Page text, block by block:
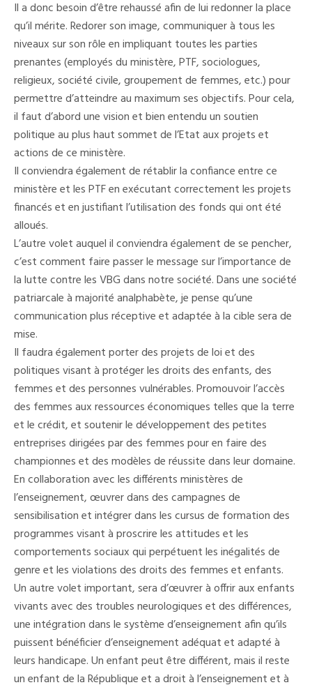
Il a donc besoin d’être rehaussé afin de lui redonner la place
qu’il mérite. Redorer son image, communiquer à tous les
niveaux sur son rôle en impliquant toutes les parties
prenantes (employés du ministère, PTF, sociologues,
religieux, société civile, groupement de femmes, etc.) pour
permettre d’atteindre au maximum ses objectifs. Pour cela,
il faut d’abord une vision et bien entendu un soutien
politique au plus haut sommet de l’Etat aux projets et
actions de ce ministère.
Il conviendra également de rétablir la confiance entre ce
ministère et les PTF en exécutant correctement les projets
financés et en justifiant l’utilisation des fonds qui ont été
alloués.
L’autre volet auquel il conviendra également de se pencher,
c’est comment faire passer le message sur l’importance de
la lutte contre les VBG dans notre société. Dans une société
patriarcale à majorité analphabète, je pense qu’une
communication plus réceptive et adaptée à la cible sera de
mise.
Il faudra également porter des projets de loi et des
politiques visant à protéger les droits des enfants, des
femmes et des personnes vulnérables. Promouvoir l’accès
des femmes aux ressources économiques telles que la terre
et le crédit, et soutenir le développement des petites
entreprises dirigées par des femmes pour en faire des
championnes et des modèles de réussite dans leur domaine.
En collaboration avec les différents ministères de
l’enseignement, œuvrer dans des campagnes de
sensibilisation et intégrer dans les cursus de formation des
programmes visant à proscrire les attitudes et les
comportements sociaux qui perpétuent les inégalités de
genre et les violations des droits des femmes et enfants.
Un autre volet important, sera d’œuvrer à offrir aux enfants
vivants avec des troubles neurologiques et des différences,
une intégration dans le système d’enseignement afin qu’ils
puissent bénéficier d’enseignement adéquat et adapté à
leurs handicape. Un enfant peut être différent, mais il reste
un enfant de la République et a droit à l’enseignement et à